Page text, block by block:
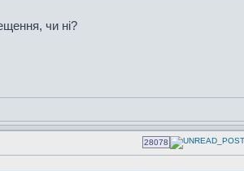
чи ні?
28078